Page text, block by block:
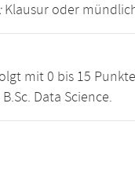
Klausur oder
mit 0 bis 15
Data Science.